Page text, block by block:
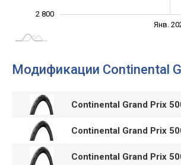
2 800
Янв.
Модификации Continental
Continental Grand Prix
Continental Grand Prix
Continental Grand Prix